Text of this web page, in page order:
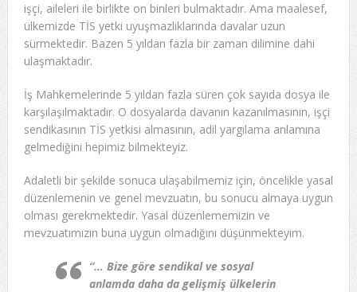
işçi, aileleri ile birlikte on binleri bulmaktadır. Ama maalesef,
ülkemizde TİS yetki uyuşmazlıklarında davalar uzun
sürmektedir. Bazen 5 yıldan fazla bir zaman dilimine dahi
ulaşmaktadır.
İş Mahkemelerinde 5 yıldan fazla süren çok sayıda dosya ile
karşılaşılmaktadır. O dosyalarda davanın kazanılmasının, işçi
sendikasının TİS yetkisi almasının, adil yargılama anlamına
gelmediğini hepimiz bilmekteyiz.
Adaletli bir şekilde sonuca ulaşabilmemiz için, öncelikle yasal
düzenlemenin ve genel mevzuatın, bu sonucu almaya uygun
olması gerekmektedir. Yasal düzenlememizin ve
mevzuatımızın buna uygun olmadığını düşünmekteyim.
“… Bize göre sendikal ve sosyal
anlamda daha da gelişmiş ülkelerin